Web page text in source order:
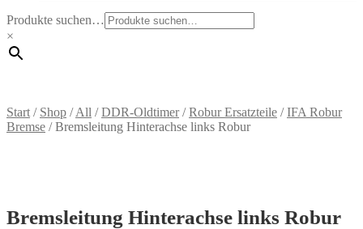
Produkte suchen…
×
Start / Shop /All /DDR-Oldtimer/Robur Ersatzteile /IFA Robur
Bremse /Bremsleitung Hinterachse links Robur
Bremsleitung Hinterachse links Robur